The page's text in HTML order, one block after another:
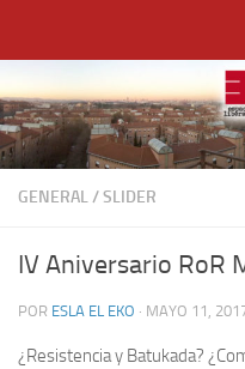
GENERAL/SLIDER
IV Aniversario RoR
POR ESLA EL EKO · MAYO 11,
¿Resistencia y Batukada?